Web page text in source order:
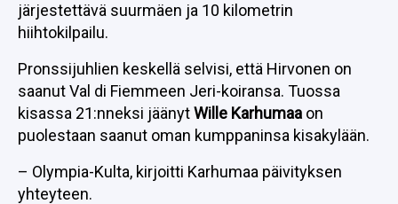
järjestettävä suurmäen ja 10 kilometrin
hiihtokilpailu.
Pronssijuhlien keskellä selvisi, että Hirvonen on
saanut Val di Fiemmeen Jeri-koiransa. Tuossa
kisassa 21:nneksi jäänytWille Karhumaa on
puolestaan saanut oman kumppaninsa kisakylään.
– Olympia-Kulta, kirjoitti Karhumaa päivityksen
yhteyteen.